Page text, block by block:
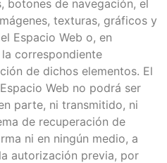
botones de navegación, el
texturas, gráficos y
Espacio Web o, en
correspondiente
de dichos elementos. El
Web no podrá ser
parte, ni transmitido, ni
de recuperación de
ni en ningún medio, a
autorización previa, por